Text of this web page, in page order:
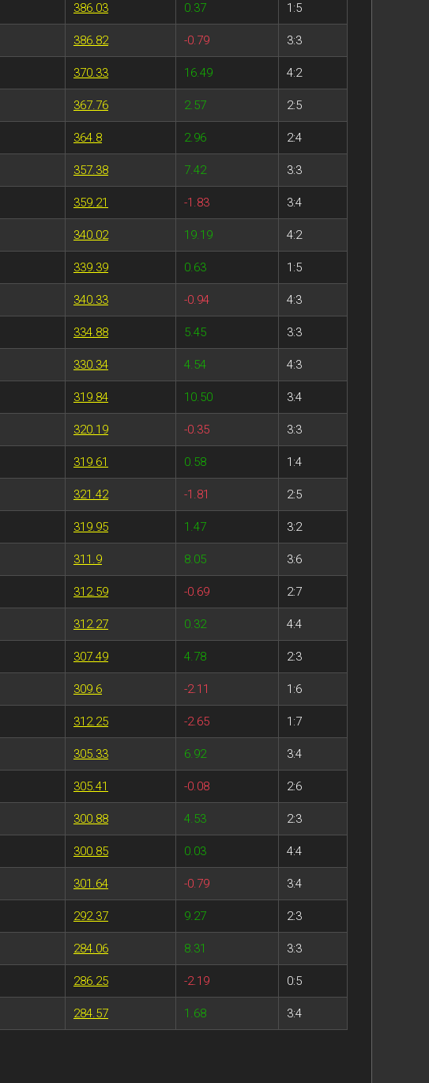
386.03 0.37 1:5
386.82 -0.79 3:3
370.33 16.49 4:2
367.76 2.57 2:5
364.8 2.96 2:4
357.38 7.42 3:3
359.21 -1.83 3:4
340.02 19.19 4:2
339.39 0.63 1:5
340.33 -0.94 4:3
334.88 5.45 3:3
330.34 4.54 4:3
319.84 10.50 3:4
320.19 -0.35 3:3
319.61 0.58 1:4
321.42 -1.81 2:5
319.95 1.47 3:2
311.9 8.05 3:6
312.59 -0.69 2:7
312.27 0.32 4:4
307.49 4.78 2:3
309.6 -2.11 1:6
312.25 -2.65 1:7
305.33 6.92 3:4
305.41 -0.08 2:6
300.88 4.53 2:3
300.85 0.03 4:4
301.64 -0.79 3:4
292.37 9.27 2:3
284.06 8.31 3:3
286.25 -2.19 0:5
284.57 1.68 3:4